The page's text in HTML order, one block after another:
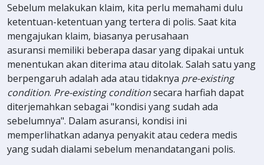
Sebelum melakukan klaim, kita perlu memahami dulu
ketentuan-ketentuan yang tertera di polis. Saat kita
mengajukan klaim, biasanya perusahaan
asuransi memiliki beberapa dasar yang dipakai untuk
menentukan akan diterima atau ditolak. Salah satu yang
berpengaruh adalah ada atau tidaknya pre-existing
condition. Pre-existing conditionsecara harfiah dapat
diterjemahkan sebagai "kondisi yang sudah ada
sebelumnya". Dalam asuransi, kondisi ini
memperlihatkan adanya penyakit atau cedera medis
yang sudah dialami sebelum menandatangani polis.